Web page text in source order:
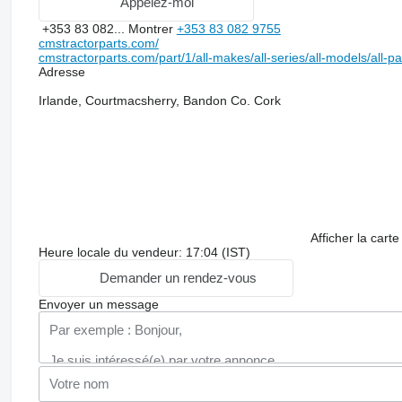
+353 83 082... Montrer +353 83 082 9755
cmstractorparts.com/
cmstractorparts.com/part/1/all-makes/all-series/all-models/all-
Adresse
Irlande, Courtmacsherry, Bandon Co. Cork
Afficher la carte
Heure locale du vendeur: 17:04 (IST)
Demander un rendez-vous
Envoyer un message